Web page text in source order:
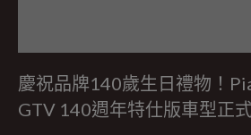
慶祝品牌140歲生日禮物！
GTV 140週年特仕版車型正